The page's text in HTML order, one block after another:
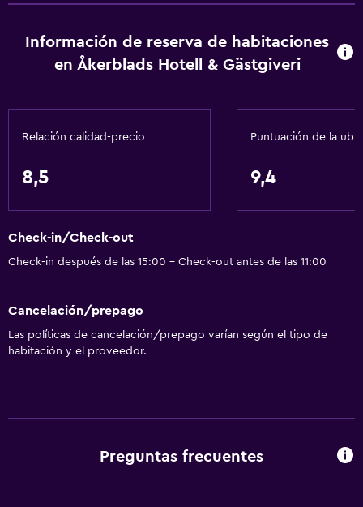
Información de reserva de habitaciones
en Åkerblads Hotell & Gästgiveri
Relación calidad-precio
8,5
Puntuación de la
9,4
Check-in/Check-out
Check-in después de las 15:00 - Check-out antes de las 11:00
Cancelación/prepago
Las políticas de cancelación/prepago varían según el tipo de
habitación y el proveedor.
Preguntas frecuentes